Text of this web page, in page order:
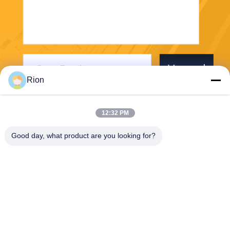
Verzend
Rion
12:32 PM
Good day, what product are you looking for?